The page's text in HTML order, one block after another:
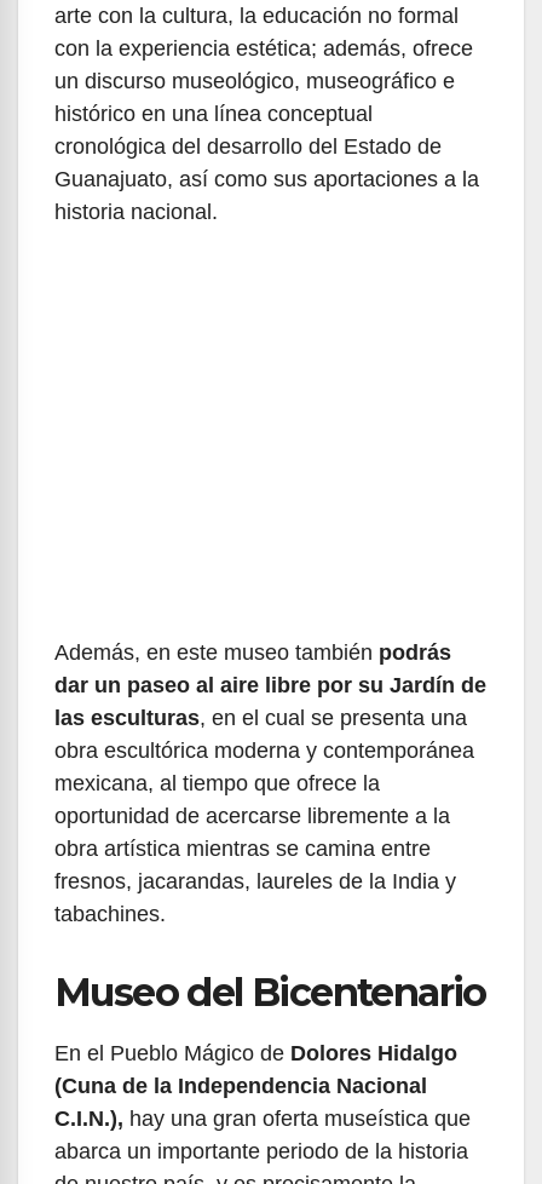
arte con la cultura, la educación no formal
con la experiencia estética; además, ofrece
un discurso museológico, museográﬁco e
histórico en una línea conceptual
cronológica del desarrollo del Estado de
Guanajuato, así como sus aportaciones a la
historia nacional.
Además, en este museo también podrás
dar un paseo al aire libre por su Jardín de
las esculturas, en el cual se presenta una
obra escultórica moderna y contemporánea
mexicana, al tiempo que ofrece la
oportunidad de acercarse libremente a la
obra artística mientras se camina entre
fresnos, jacarandas, laureles de la India y
tabachines.
Museo del Bicentenario
En el Pueblo Mágico de Dolores Hidalgo
(Cuna de la Independencia Nacional
C.I.N.), hay una gran oferta museística que
abarca un importante periodo de la historia